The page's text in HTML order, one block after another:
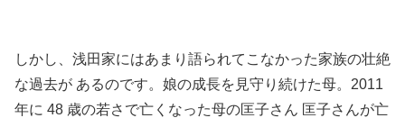
しかし、浅田家にはあまり語られてこなかった家族の壮絶
な過去が あるのです。娘の成長を見守り続けた母。2011
年に 48 歳の若さで亡くなった母の匡子さん 匡子さんが亡